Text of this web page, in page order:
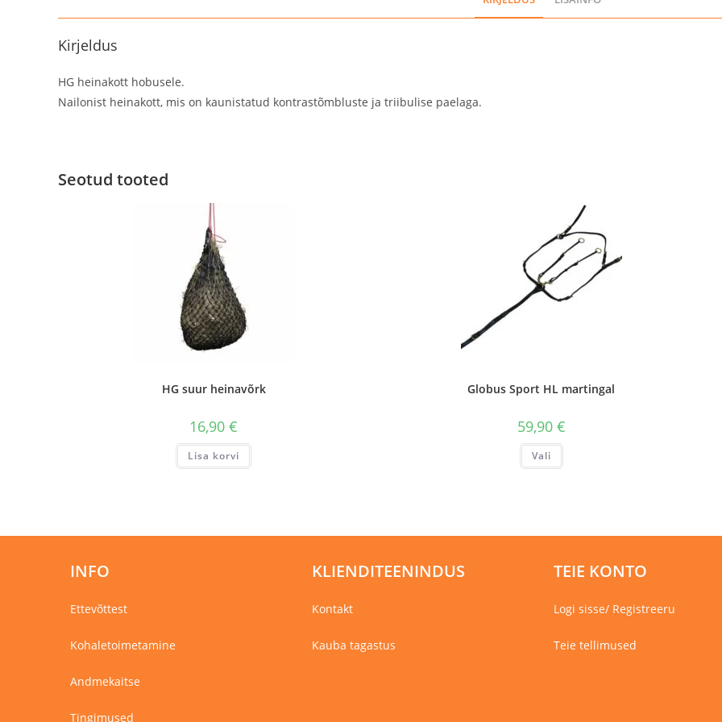
Kirjeldus
HG heinakott hobusele.
Nailonist heinakott, mis on kaunistatud kontrastõmbluste ja triibulise paelaga.
Seotud tooted
HG suur heinavõrk
16,90€
Lisa korvi
Globus Sport HL martingal
59,90 €
Vali
Sellel
tootelehel.
INFO
Ettevõttest
Kohaletoimetamine
Andmekaitse
Tingimused
KLIENDITEENINDUS
Kontakt
Kauba tagastus
TEIE KONTO
Logi sisse/ Registreeru
Teie tellimused